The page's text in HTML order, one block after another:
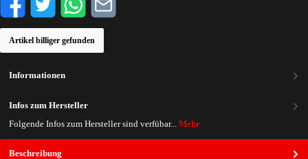
Artikel billiger gefunden
Beschreibung
Informationen
Infos zum Hersteller
Folgende Infos zum Hersteller sind verfübar... Mehr